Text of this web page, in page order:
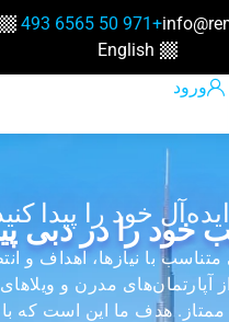
+971 50 6565 493
English
ورود
خود را پیدا
را در دبی
با نیازها، اهداف و
آپارتمان‌های مدرن و
هدف ما این است که با